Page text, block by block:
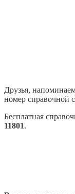
Друзья,
номер справочной
Бесплатная
11801.